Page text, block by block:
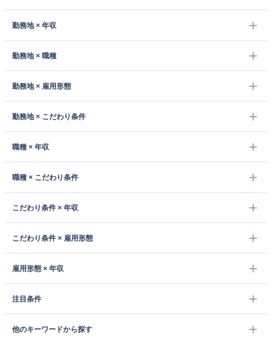
勤務地 × 年収
勤務地 × 職種
勤務地 × 雇用形態
勤務地 × こだわり条件
職種 × 年収
職種 × こだわり条件
こだわり条件 × 年収
こだわり条件 × 雇用形態
雇用形態 × 年収
注目条件
他のキーワードから探す